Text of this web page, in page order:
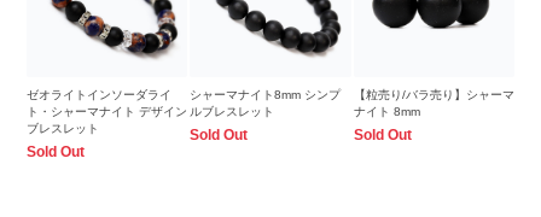
ゼオライトインソーダライ
ト・シャーマナイト デザイン
ブレスレット
Sold Out
シャーマナイト8mm シンプ
ルブレスレット
Sold Out
【粒売り/バラ売り】シャーマ
ナイト 8mm
Sold Out